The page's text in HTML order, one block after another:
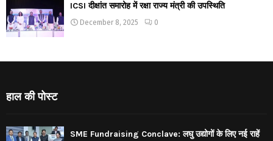
ICSI दीक्षांत समारोह में रक्षा राज्य मंत्री की उपस्थिति
December 8, 2025 0
हाल की पोस्ट
SME Fundraising Conclave: लघु उद्योगों के लिए नई राहें